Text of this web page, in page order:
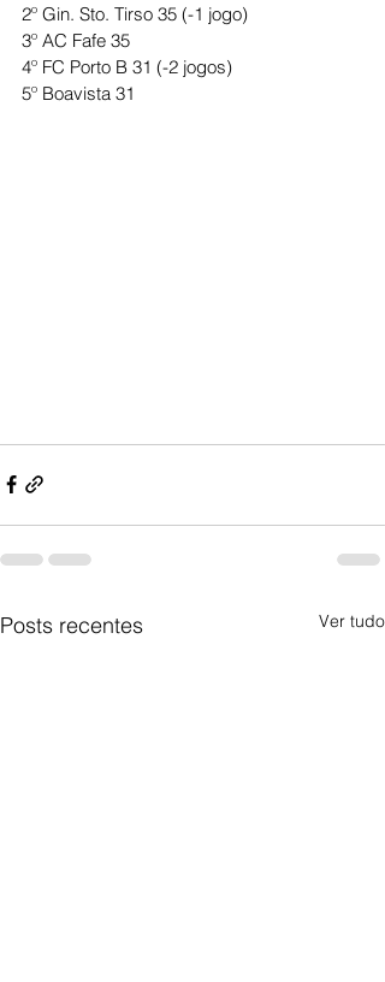
2º Gin. Sto. Tirso 35 (-1 jogo)
3º AC Fafe 35
4º FC Porto B 31 (-2 jogos)
5º Boavista 31
Posts recentes Ver tudo